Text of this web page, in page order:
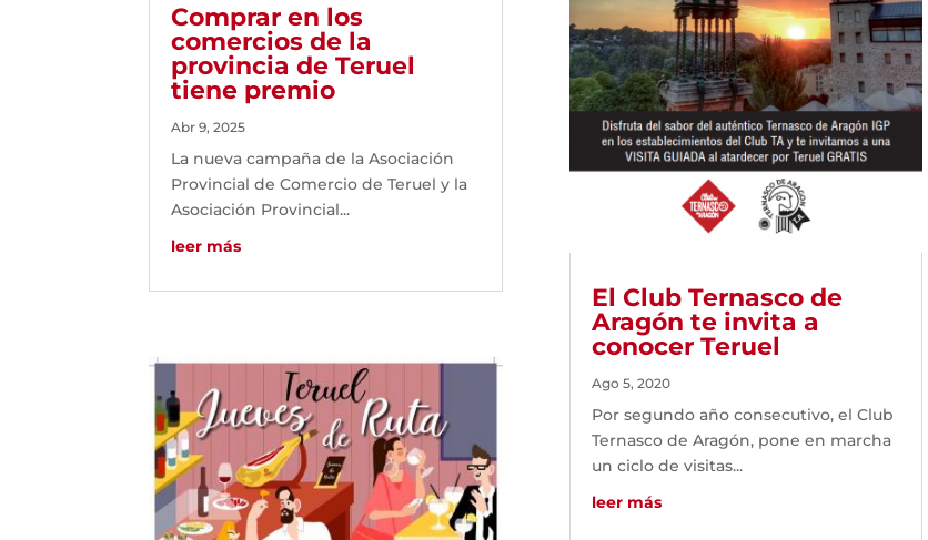
Comprar en los
comercios de la
provincia de Teruel
tiene premio
Abr 9, 2025
La nueva campaña de la Asociación
Provincial de Comercio de Teruel y la
Asociación Provincial...
leer más
El Club Ternasco de
Aragón te invita a
conocer Teruel
Ago 5, 2020
Por segundo año consecutivo, el Club
Ternasco de Aragón, pone en marcha
un ciclo de visitas...
leer más